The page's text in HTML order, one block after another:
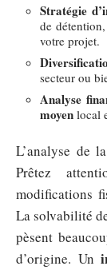
Stratégie
de
votre projet.
secteur ou
Analyse
moyen local
L’analyse de la
Prêtez
modifications
La solvabilité
pèsent
d’origine. Un